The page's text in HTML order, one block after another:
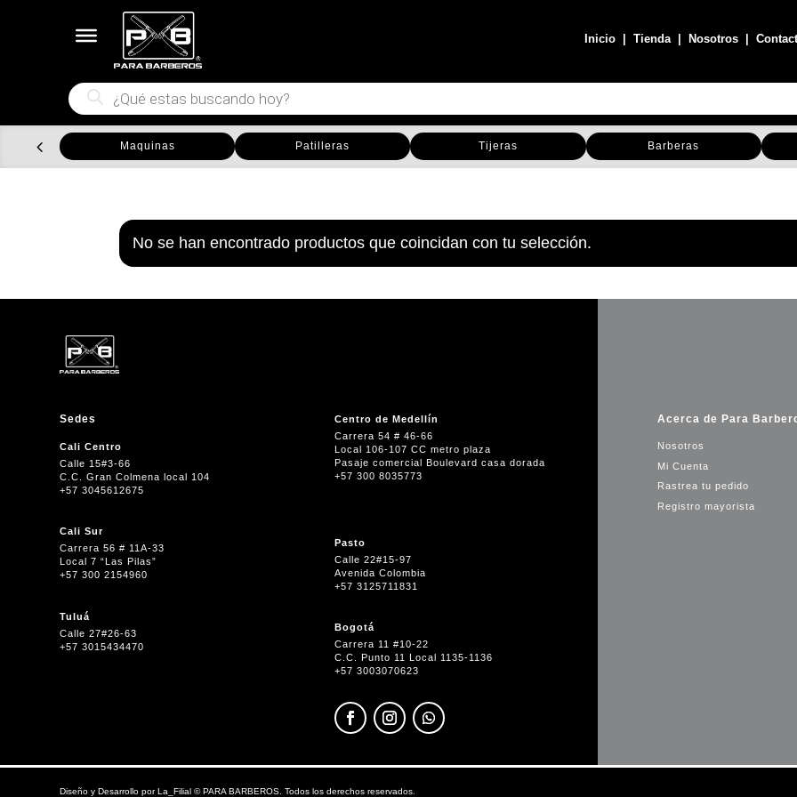
Inicio |Tienda| Nosotros |
Búsqueda
de
productos
Maquinas Patilleras Tijeras Barberas
No se han encontrado productos que coincidan con tu selección.
Sedes
Cali Centro
Calle 15#3-66
C.C. Gran Colmena local 104
+57 3045612675
Cali Sur
Carrera 56 # 11A-33
Local 7 “Las Pilas”
+57 300 2154960
Tuluá
Calle 27#26-63
+57 3015434470
Centro de Medellín
Carrera 54 # 46-66
Local 106-107 CC metro plaza
Pasaje comercial Boulevard casa dorada
+57 300 8035773
Pasto
Calle 22#15-97
Avenida Colombia
+57 3125711831
Bogotá
Carrera 11 #10-22
C.C. Punto 11 Local 1135-1136
+57 3003070623
Acerca de Para
Nosotros
Mi Cuenta
Rastrea tu pedido
Registro mayorista
Diseño y Desarrollo porLa_Filial ©PARA BARBEROS. Todos los derechos reservados.